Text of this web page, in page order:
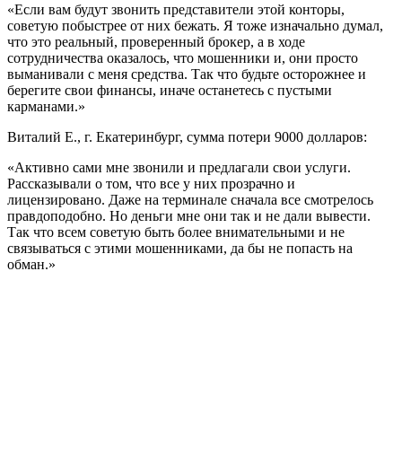
«Если вам будут звонить представители этой конторы,
советую побыстрее от них бежать. Я тоже изначально думал,
что это реальный, проверенный брокер, а в ходе
сотрудничества оказалось, что мошенники и, они просто
выманивали с меня средства. Так что будьте осторожнее и
берегите свои финансы, иначе останетесь с пустыми
карманами.»
Виталий Е., г. Екатеринбург, сумма потери 9000 долларов:
«Активно сами мне звонили и предлагали свои услуги.
Рассказывали о том, что все у них прозрачно и
лицензировано. Даже на терминале сначала все смотрелось
правдоподобно. Но деньги мне они так и не дали вывести.
Так что всем советую быть более внимательными и не
связываться с этими мошенниками, да бы не попасть на
обман.»